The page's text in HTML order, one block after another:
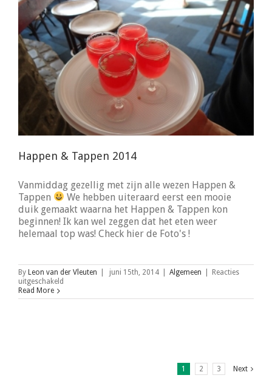
Happen & Tappen 2014
Vanmiddag gezellig met zijn alle wezen Happen &
Tappen
We hebben uiteraard eerst een mooie
duik gemaakt waarna het Happen & Tappen kon
beginnen! Ik kan wel zeggen dat het eten weer
helemaal top was! Check hier de Foto's !
By Leon van der Vleuten juni 15th, 2014 Algemeen
Reacties
uitgeschakeld
&
Read More
1 2 3 Next